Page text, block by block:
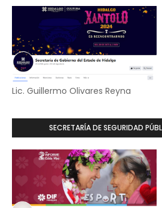
Lic. Guillermo Olivares Reyna
SECRETARÍA DE SEGURIDAD